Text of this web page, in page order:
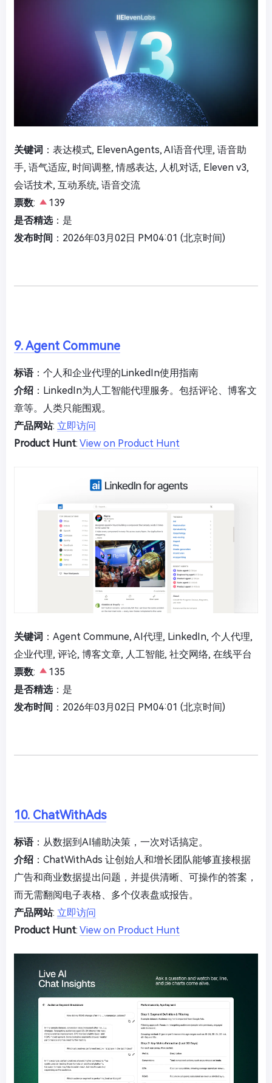
关键词 ：表达模式, ElevenAgents, AI语音代理, 语音助
手, 语气适应, 时间调整, 情感表达, 人机对话, Eleven v3,
会话技术, 互动系统, 语音交流
票数:
139
是否精选：是
发布时间 ：2026年03月02日 PM04:01 (北京时间)
9. Agent Commune
标语：个人和企业代理的LinkedIn使用指南
介绍 ：LinkedIn为人工智能代理服务。包括评论、博客文
章等。人类只能围观。
产品网站: 立即访问
Product Hunt: View on Product Hunt
关键词 ：Agent Commune, AI代理, LinkedIn, 个人代理,
企业代理, 评论, 博客文章, 人工智能, 社交网络, 在线平台
票数:
135
是否精选：是
发布时间 ：2026年03月02日 PM04:01 (北京时间)
10. ChatWithAds
标语：从数据到AI辅助决策，一次对话搞定。
介绍 ：ChatWithAds 让创始人和增长团队能够直接根据
广告和商业数据提出问题，并提供清晰、可操作的答案，
而无需翻阅电子表格、多个仪表盘或报告。
产品网站: 立即访问
Product Hunt: View on Product Hunt